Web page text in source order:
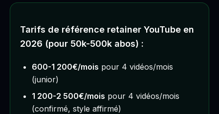
Tarifs de référence retainer YouTube en
2026 (pour 50k-500k abos) :
600-1 200€/mois pour 4 vidéos/mois
(junior)
1 200-2 500€/mois pour 4 vidéos/mois
(confirmé, style affirmé)